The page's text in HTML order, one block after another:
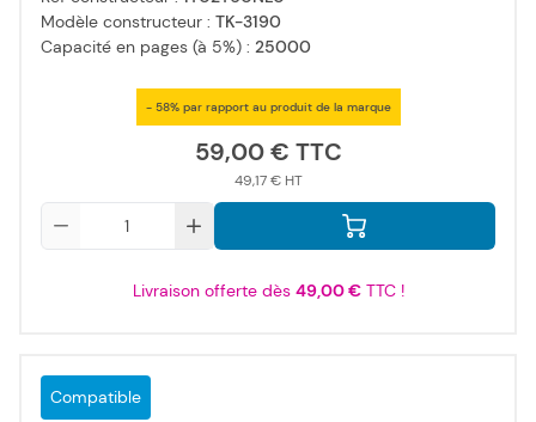
Modèle constructeur : TK-3190
Capacité en pages (à 5%) : 25000
- 58% par rapport au produit de la marque
59,00 €
49,17 €
Livraison offerte dès 49,00 €TTC !
Compatible